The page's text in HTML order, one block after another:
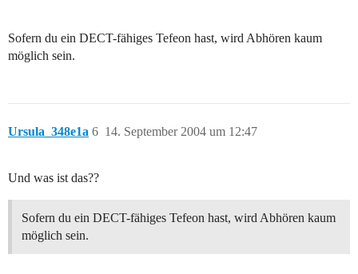
Sofern du ein DECT-fähiges Tefeon hast, wird Abhören kaum
möglich sein.
Ursula_348e1a 14. September 2004 um 12:47
6
Und was ist das??
Sofern du ein DECT-fähiges Tefeon hast, wird Abhören kaum
möglich sein.